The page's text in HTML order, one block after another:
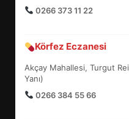
0266 373 11 22
Körfez Eczanesi
Akçay Mahallesi, Turgut
Yanı)
0266 384 55 66
6